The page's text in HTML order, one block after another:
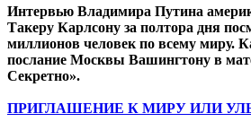
Интервью Владимира Путина
Такеру Карлсону за полтора дня
миллионов человек по всему миру.
послание Москвы Вашингтону в
Секретно».
ПРИГЛАШЕНИЕ К МИРУ ИЛИ